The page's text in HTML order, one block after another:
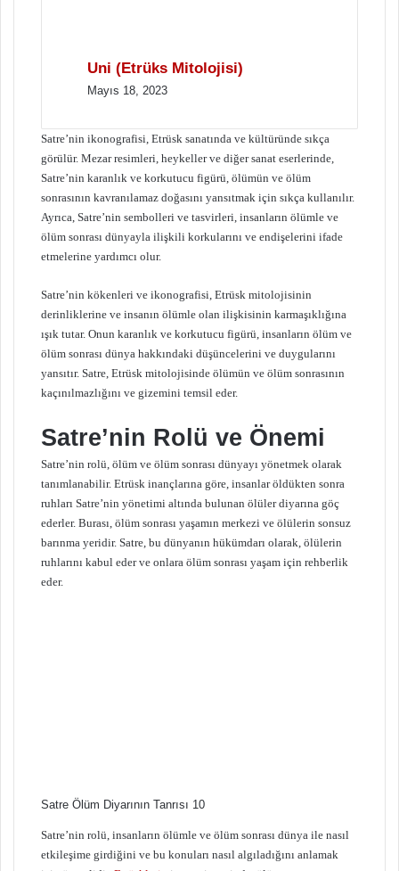
Uni (Etrüks Mitolojisi)
Mayıs 18, 2023
Satre’nin ikonografisi, Etrüsk sanatında ve kültüründe sıkça
görülür. Mezar resimleri, heykeller ve diğer sanat eserlerinde,
Satre’nin karanlık ve korkutucu figürü, ölümün ve ölüm
sonrasının kavranılamaz doğasını yansıtmak için sıkça kullanılır.
Ayrıca, Satre’nin sembolleri ve tasvirleri, insanların ölümle ve
ölüm sonrası dünyayla ilişkili korkularını ve endişelerini ifade
etmelerine yardımcı olur.
Satre’nin kökenleri ve ikonografisi, Etrüsk mitolojisinin
derinliklerine ve insanın ölümle olan ilişkisinin karmaşıklığına
ışık tutar. Onun karanlık ve korkutucu figürü, insanların ölüm ve
ölüm sonrası dünya hakkındaki düşüncelerini ve duygularını
yansıtır. Satre, Etrüsk mitolojisinde ölümün ve ölüm sonrasının
kaçınılmazlığını ve gizemini temsil eder.
Satre’nin Rolü ve Önemi
Satre’nin rolü, ölüm ve ölüm sonrası dünyayı yönetmek olarak
tanımlanabilir. Etrüsk inançlarına göre, insanlar öldükten sonra
ruhları Satre’nin yönetimi altında bulunan ölüler diyarına göç
ederler. Burası, ölüm sonrası yaşamın merkezi ve ölülerin sonsuz
barınma yeridir. Satre, bu dünyanın hükümdarı olarak, ölülerin
ruhlarını kabul eder ve onlara ölüm sonrası yaşam için rehberlik
eder.
Satre Ölüm Diyarının Tanrısı 10
Satre’nin rolü, insanların ölümle ve ölüm sonrası dünya ile nasıl
etkileşime girdiğini ve bu konuları nasıl algıladığını anlamak